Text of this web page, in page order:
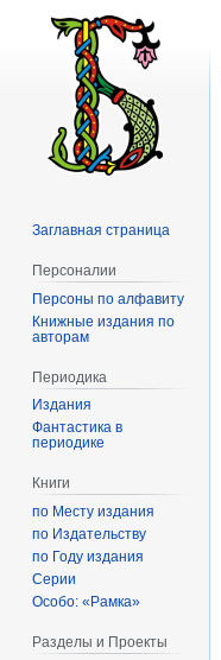
Заглавная страница
Персоналии
Персоны по алфавиту
Книжные издания по
авторам
Периодика
Издания
Фантастика в
периодике
Книги
по Месту издания
по Издательству
по Году издания
Серии
Особо: «Рамка»
Разделы и Проекты